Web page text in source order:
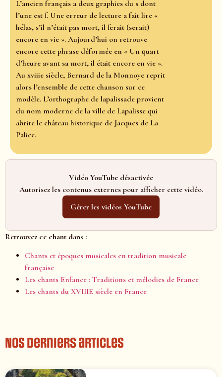
L’ancien français a deux graphies du s dont
l’une est ſ. Une erreur de lecture a fait lire «
hélas, s’il n’était pas mort, il ſerait (serait)
encore en vie ». Aujourd’hui on retrouve
encore cette phrase déformée en « Un quart
d’heure avant sa mort, il était encore en vie ».
Au xviiie siècle, Bernard de la Monnoye reprit
alors l’ensemble de cette chanson sur ce
modèle. L’orthographe de lapalissade provient
du nom moderne de la ville de Lapalisse qui
abrite le château historique de Jacques de La
Palice.
Vidéo YouTube désactivée
Autorisez les contenus externes pour afficher cette vidéo.
Gérer les vidéos YouTube
Retrouvez ce chant dans :
Chants et époques musicales en tradition musicale
française
Les chants Enfance : Traditions et mélodies de France
Les chants du XVIIIE siècle en France
Nos derniers articles